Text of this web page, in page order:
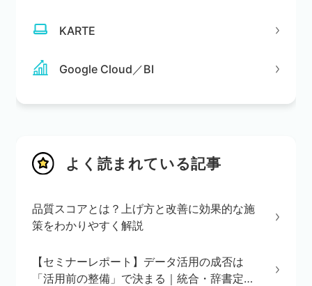
KARTE
Google Cloud／BI
よく読まれている記事
品質スコアとは？上げ方と改善に効果的な施
策をわかりやすく解説
【セミナーレポート】データ活用の成否は
「活用前の整備」で決まる｜統合・辞書定